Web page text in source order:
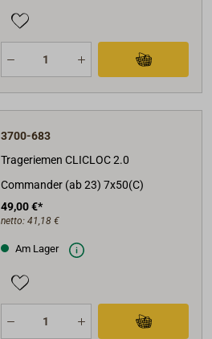
3700-683
Trageriemen CLICLOC 2.0
Commander (ab 23) 7x50(C)
49,00 €*
netto: 41,18 €
Am Lager